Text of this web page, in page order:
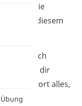
du sie
du in diesem
noch
schau dir
erfahre dort alles,